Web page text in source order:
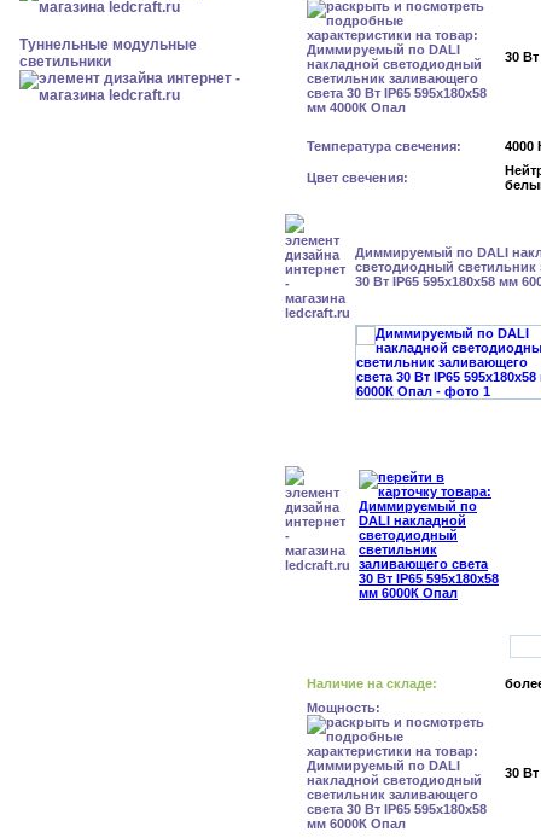
Туннельные модульные
светильники
30 Вт
Температура свечения: 4000
Цвет свечения:
Диммируемый по DALI
светодиодный светильник
30 Вт IP65 595x180x58 мм
Наличие на складе:
Мощность:
30 Вт